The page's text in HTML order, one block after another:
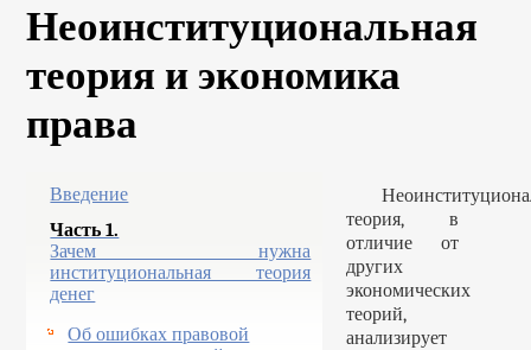
Неоинституциональная
теория и экономика
права
Введение
Часть 1.
Зачем нужна
институциональная теория
денег
Об ошибках правовой
теория, в
отличие от
других
экономических
теорий,
анализирует